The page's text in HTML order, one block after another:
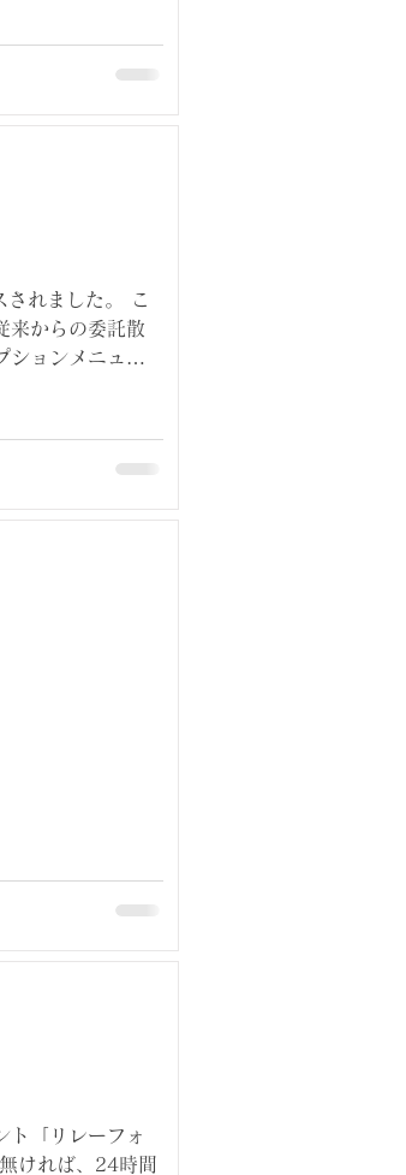
されました。 こ
来からの委託散
ョンメニュー
ト「リレーフォ
ければ、24時間